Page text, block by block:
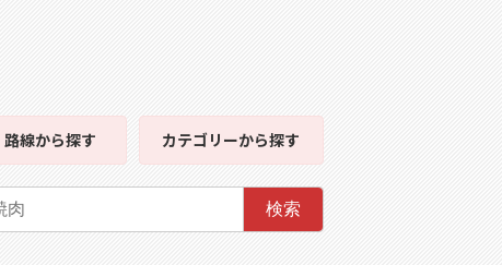
路線から探す カテゴリーから探す
検索